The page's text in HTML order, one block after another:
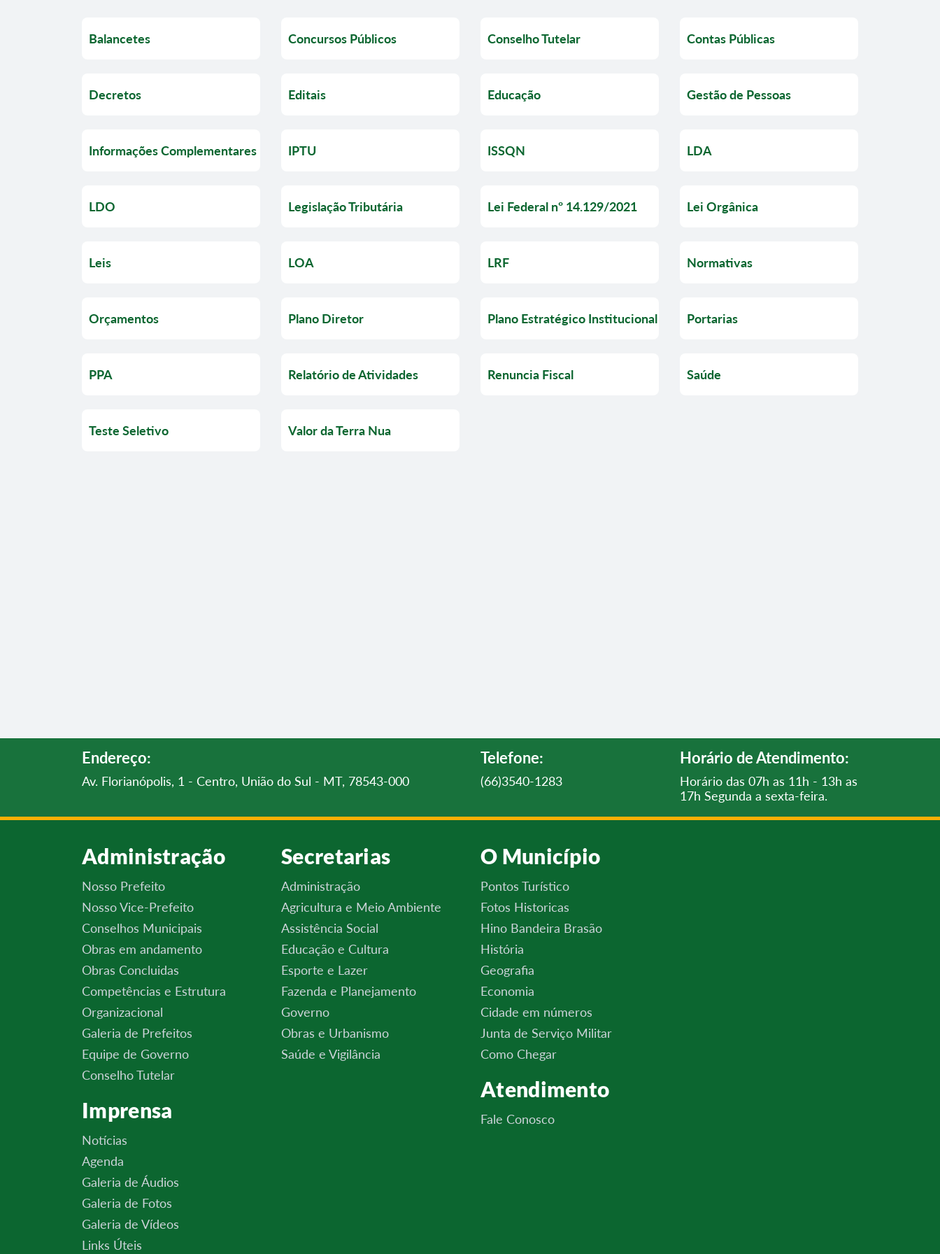
Balancetes Concursos Públicos Conselho Tutelar Contas Públicas
Decretos Editais Educação Gestão de Pessoas
Informações Complementares IPTU ISSQN LDA
LDO Legislação Tributária Lei Federal nº 14.129/2021 Lei Orgânica
Leis LOA LRF Normativas
Orçamentos Plano Diretor Plano Estratégico Institucional Portarias
PPA Relatório de Atividades Renuncia Fiscal Saúde
Teste Seletivo Valor da Terra Nua
Endereço:
Av. Florianópolis, 1 - Centro, União do Sul - MT, 78543-000
Telefone:
(66)3540-1283
Horário de Atendimento:
Horário das 07h as 11h - 13h as
17h Segunda a sexta-feira.
Administração
Nosso Prefeito
Nosso Vice-Prefeito
Conselhos Municipais
Obras em andamento
Obras Concluidas
Competências e Estrutura
Organizacional
Galeria de Prefeitos
Equipe de Governo
Conselho Tutelar
Imprensa
Notícias
Agenda
Galeria de Áudios
Galeria de Fotos
Galeria de Vídeos
Links Úteis
Secretarias
Administração
Agricultura e Meio Ambiente
Assistência Social
Educação e Cultura
Esporte e Lazer
Fazenda e Planejamento
Governo
Obras e Urbanismo
Saúde e Vigilância
O Município
Pontos Turístico
Fotos Historicas
Hino Bandeira Brasão
História
Geografia
Economia
Cidade em números
Junta de Serviço Militar
Como Chegar
Atendimento
Fale Conosco